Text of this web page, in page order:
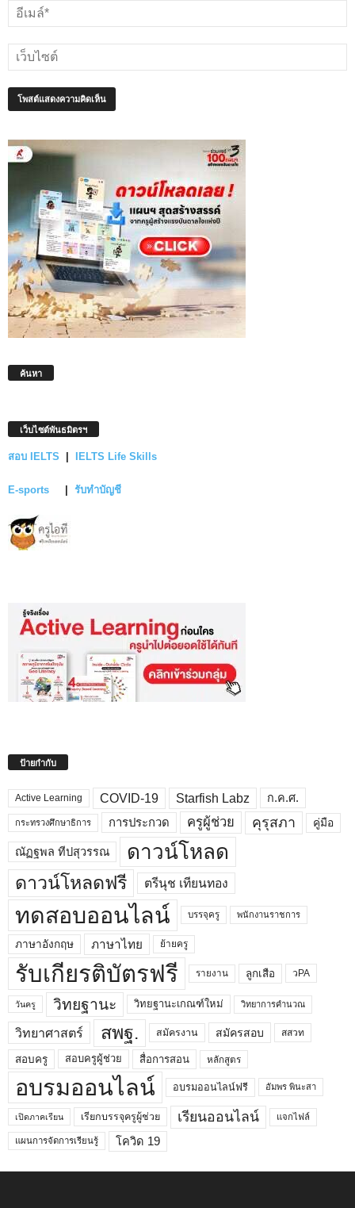
ค้นหา
เว็บไซต์พันธมิตรฯ
สอบ IELTS IELTS Life Skills
E-sports รับทำบัญชี
ป้ายกำกับ
Active Learning COVID-19 Starfish Labz ก.ค.ศ.
กระทรวงศึกษาธิการ การประกวด ครูผู้ช่วย คุรุสภา คู่มือ
ณัฏฐพล ทีปสุวรรณ ดาวน์โหลด
ดาวน์โหลดฟรี ตรีนุช เทียนทอง
ทดสอบออนไลน์ บรรจุครู พนักงานราชการ
ภาษาอังกฤษ ภาษาไทย ย้ายครู
รับเกียรติบัตรฟรี รายงาน ลูกเสือ วPA
วันครู วิทยฐานะ วิทยฐานะเกณฑ์ใหม่ วิทยาการคำนวณ
วิทยาศาสตร์ สพฐ. สมัครงาน สมัครสอบ สสวท
สอบครู สอบครูผู้ช่วย สื่อการสอน หลักสูตร
อบรมออนไลน์ อบรมออนไลน์ฟรี อัมพร พินะสา
เปิดภาคเรียน เรียกบรรจุครูผู้ช่วย เรียนออนไลน์ แจกไฟล์
แผนการจัดการเรียนรู้ โควิด 19